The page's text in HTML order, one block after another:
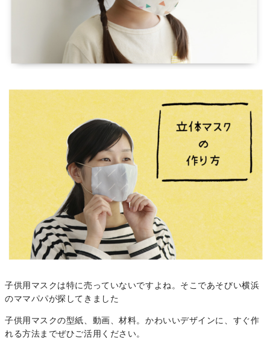
子供用マスクは特に売っていないですよね。そこであそびい横浜
のママパパが探してきました
子供用マスクの型紙、動画、材料。かわいいデザインに、すぐ作
れる方法までぜひご活用ください。